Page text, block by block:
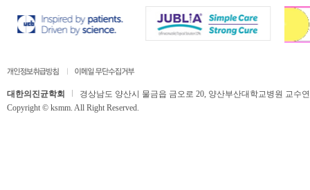
대한의진균학회
경상남도 양산시 물금읍 금오로 20, 양산부산대학교병원 교수
Copyright © ksmm. All Right Reserved.